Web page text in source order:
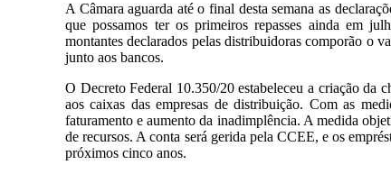
A Câmara aguarda até o final desta semana as
que possamos ter os primeiros repasses ainda em
montantes declarados pelas distribuidoras comporão o
junto aos bancos.
O Decreto Federal 10.350/20 estabeleceu a criação da
aos caixas das empresas de distribuição. Com as
faturamento e aumento da inadimplência. A medida
de recursos. A conta será gerida pela CCEE, e os
próximos cinco anos.